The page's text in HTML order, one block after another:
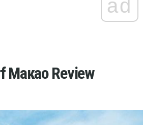
ad
Макао Review